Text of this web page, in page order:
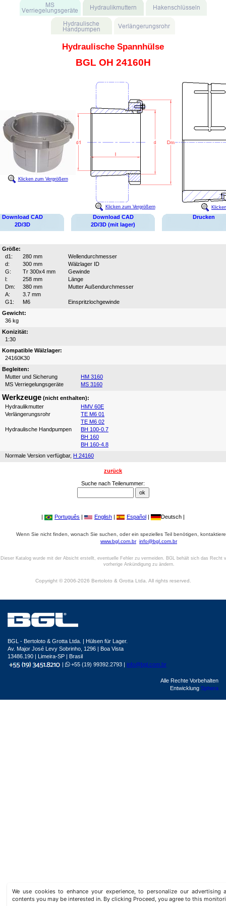
Hydraulische Spannhülse
BGL OH 24160H
Klicken zum Vergrößern
Klicken zum Vergrößern
Download CAD
2D/3D
Download CAD
2D/3D (mit lager)
Drucken
Größe:
d1:
280 mm
Wellendurchmesser
d:
300 mm
Wälzlager ID
G:
Tr 300x4 mm
Gewinde
l:
258 mm
Länge
Dm:
380 mm
Mutter Außendurchmesser
A:
3.7 mm
G1:
M6
Einspritzlochgewinde
Gewicht:
36 kg
Konizität:
1:30
Kompatible Wälzlager:
24160K30
Begleiten:
Mutter und Sicherung
HM 3160
MS Verriegelungsgeräte
MS 3160
Werkzeuge (nicht enthalten):
Hydraulikmutter
HMV 60E
Verlängerungsrohr
TE M6 01
TE M6 02
Hydraulische Handpumpen
BH 100-0.7
BH 160
BH 160-4.8
Normale Version verfügbar, H 24160
zurück
Suche nach Teilenummer:
| Português | English | Español | Deutsch |
Wenn Sie nicht finden, wonach Sie suchen, oder ein spezielles Teil benötigen,
www.bgl.com.br info@bgl.com.br
Dieser Katalog wurde mit der Absicht erstellt, eventuelle Fehler zu vermeiden. BGL behält sich das Recht
vorherige Ankündigung zu ändern.
Copyright © 2006-2026 Bertoloto & Grotta Ltda. All rights reserved.
We use cookies to enhance your experience, to personalize our advertising
contents you may be interested in. By clicking Proceed, you agree to this
BGL - Bertoloto & Grotta Ltda. | Hülsen für Lager.
Av. Major José Levy Sobrinho, 1296 | Boa Vista
13486.190 | Limeira-SP | Brasil
|
+55 (19) 99392.2793 | info@bgl.com.br
Alle Rechte Vorbehalten
Entwicklung Sphera